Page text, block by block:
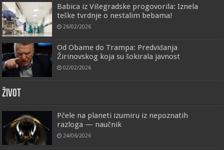
Babica iz Višegradske progovorila: Iznela
teške tvrdnje o nestalim bebama!
26/02/2026
Od Obame do Trampa: Predviđanja
Žirinovskog koja su šokirala javnost
02/02/2026
ŽIVOT
Pčele na planeti izumiru iz nepoznatih
razloga — naučnik
24/06/2026